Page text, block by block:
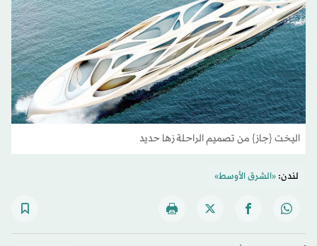
اليخت {جاز} من تصميم الراحلة زها حديد
لندن:«الشرق الأوسط»